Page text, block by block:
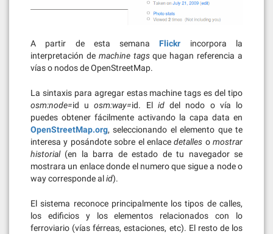
A partir de esta semana Flickr incorpora la
interpretación de machine tagsque hagan referencia a
vías o nodos de OpenStreetMap.
La sintaxis para agregar estas machine tags es del tipo
osm:node=id uosm:way=id. El iddel nodo o vía lo
puedes obtener fácilmente activando la capa data en
OpenStreetMap.org, seleccionando el elemento que te
interesa y posándote sobre el enlacedetalles o mostrar
historial(en la barra de estado de tu navegador se
mostrara un enlace donde el numero que sigue a node o
way corresponde alid).
El sistema reconoce principalmente los tipos de calles,
los edificios y los elementos relacionados con lo
ferroviario (vías férreas, estaciones, etc). El resto de los